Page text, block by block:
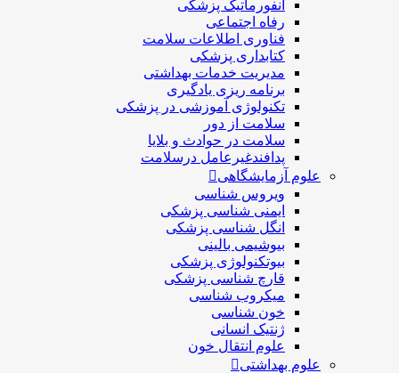
انفورماتیک پزشکی
رفاه اجتماعی
فناوری اطلاعات سلامت
کتابداری پزشکی
مديريت خدمات بهداشتی
برنامه ریزی یادگیری
تکنولوژی آموزشی در پزشکی
سلامت از دور
سلامت در حوادث و بلایا
پدافندغیرعامل درسلامت
علوم آزمایشگاهی
ویروس شناسی
ایمنی شناسی پزشكی
انگل شناسی پزشکی
بیوشیمی بالینی
بیوتکنولوژی پزشکی
قارچ شناسی پزشکی
ميكروب شناسی
خون شناسی
ژنتیک انسانی
علوم انتقال خون
علوم بهداشتی